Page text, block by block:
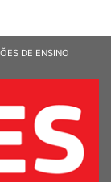
DE ENSINO